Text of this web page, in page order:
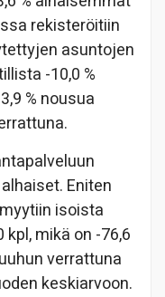
rekisteröitiin
asuntojen
-10,0 %
% nousua
Eniten
isoista
mikä on -76,6
verrattuna
keskiarvoon.